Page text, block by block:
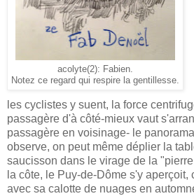
acolyte(2): Fabien.
Notez ce regard qui respire la gentillesse.
les cyclistes y suent, la force
passagère d'à côté-mieux vaut
passagère en voisinage- le
observe, on peut même déplier la
saucisson dans le virage de la
la côte, le Puy-de-Dôme s'y
avec sa calotte de nuages en